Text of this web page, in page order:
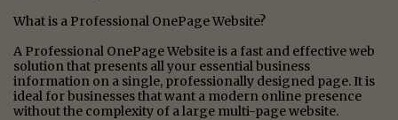
What is a Professional OnePage Website?
A Professional OnePage Website is a fast and effective web
solution that presents all your essential business
information on a single, professionally designed page. It is
ideal for businesses that want a modern online presence
without the complexity of a large multi-page website.